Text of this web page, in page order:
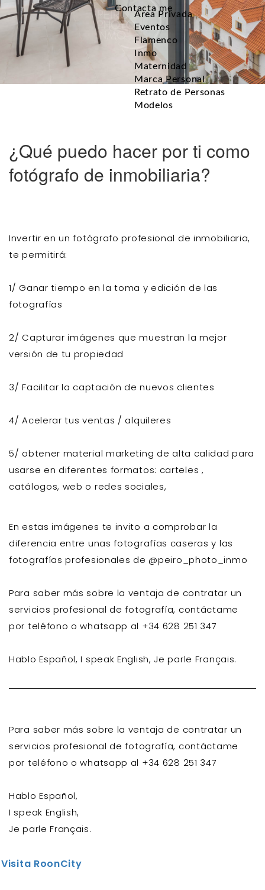
Area Privada
Eventos
Flamenco
Inmo
Maternidad
Marca Personal
Retrato de Personas
Modelos
Contacta me
¿Qué puedo hacer por ti como
fotógrafo de inmobiliaria?
Invertir en un fotógrafo profesional de inmobiliaria,
te permitirá:
1/ Ganar tiempo en la toma y edición de las
fotografías
2/ Capturar imágenes que muestran la mejor
versión de tu propiedad
3/ Facilitar la captación de nuevos clientes
4/ Acelerar tus ventas / alquileres
5/ obtener material marketing de alta calidad para
usarse en diferentes formatos: carteles ,
catálogos, web o redes sociales,
En estas imágenes te invito a comprobar la
diferencia entre unas fotografías caseras y las
fotografías profesionales de @peiro_photo_inmo
Para saber más sobre la ventaja de contratar un
servicios profesional de fotografía, contáctame
por teléfono o whatsapp al +34 628 251 347
Hablo Español, I speak English, Je parle Français.
Para saber más sobre la ventaja de contratar un
servicios profesional de fotografía, contáctame
por teléfono o whatsapp al +34 628 251 347
Hablo Español,
I speak English,
Je parle Français.
Visita RoonCity